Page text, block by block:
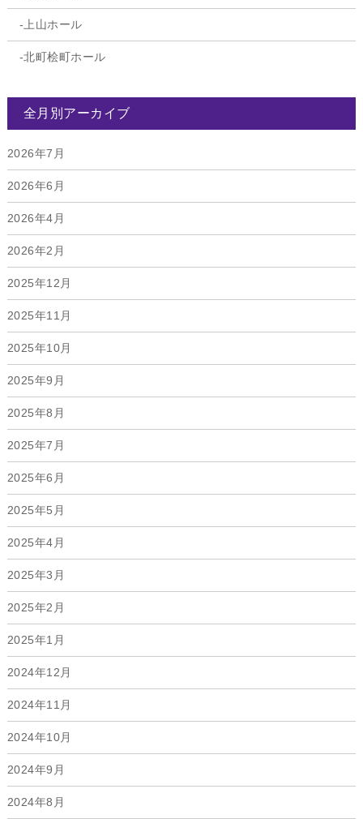
上山ホール
北町桧町ホール
全月別アーカイブ
2026年7月
2026年6月
2026年4月
2026年2月
2025年12月
2025年11月
2025年10月
2025年9月
2025年8月
2025年7月
2025年6月
2025年5月
2025年4月
2025年3月
2025年2月
2025年1月
2024年12月
2024年11月
2024年10月
2024年9月
2024年8月